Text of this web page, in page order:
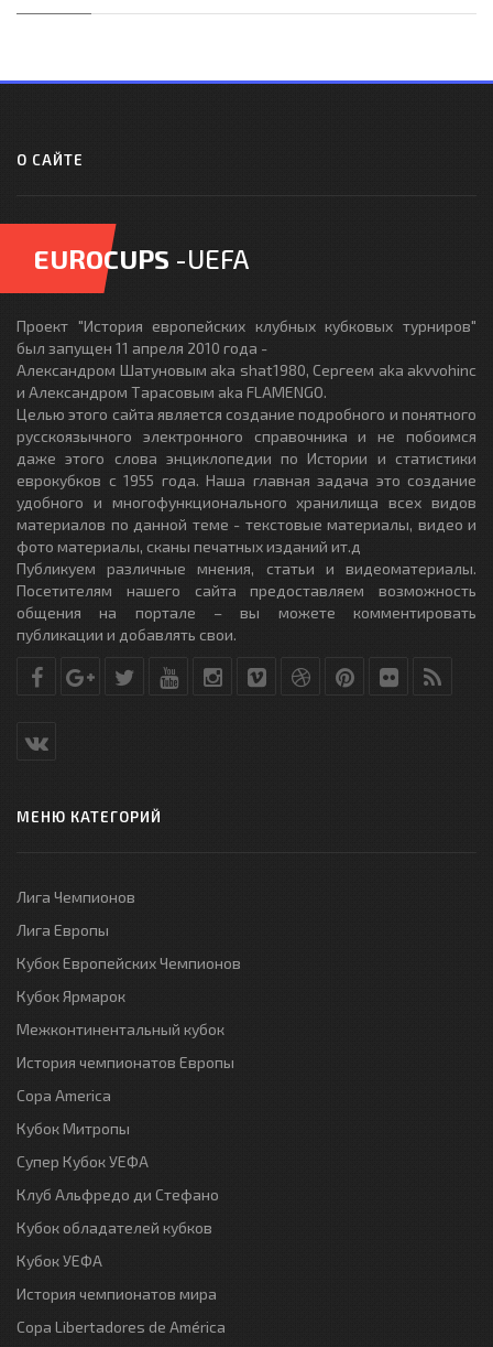
О САЙТЕ
EUROCUPS -UEFA
Проект "История европейских клубных кубковых турниров"
был запущен 11 апреля 2010 года -
Александром Шатуновым aka shat1980, Сергеем aka akvvohinc
и Александром Тарасовым aka FLAMENGO.
Целью этого сайта является создание подробного и понятного
русскоязычного электронного справочника и не побоимся
даже этого слова энциклопедии по Истории и статистики
еврокубков с 1955 года. Наша главная задача это создание
удобного и многофункционального хранилища всех видов
материалов по данной теме - текстовые материалы, видео и
фото материалы, сканы печатных изданий ит.д
Публикуем различные мнения, статьи и видеоматериалы.
Посетителям нашего сайта предоставляем возможность
общения на портале – вы можете комментировать
публикации и добавлять свои.
МЕНЮ КАТЕГОРИЙ
Лига Чемпионов
Лига Европы
Кубок Европейских Чемпионов
Кубок Ярмарок
Межконтинентальный кубок
История чемпионатов Европы
Copa America
Кубок Митропы
Супер Кубок УЕФА
Клуб Альфредо ди Стефано
Кубок обладателей кубков
Кубок УЕФА
История чемпионатов мира
Copa Libertadores de América